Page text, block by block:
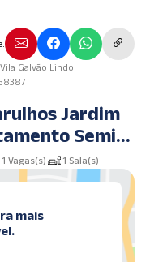
Galvão Lindo
Jardim
Semi
AI68387
1 Vagas(s) 1 Sala(s)
mais